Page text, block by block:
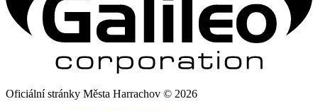
Oficiální stránky Města Harrachov © 2026